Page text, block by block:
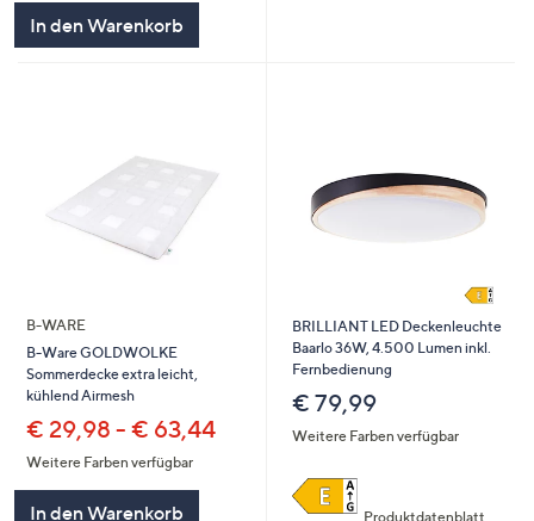
In den Warenkorb
B-WARE
B-Ware GOLDWOLKE
Sommerdecke extra leicht,
kühlend Airmesh
€ 29,98 - € 63,44
Weitere Farben verfügbar
In den Warenkorb
BRILLIANT LED Deckenleuchte
Baarlo 36W, 4.500 Lumen inkl.
Fernbedienung
€ 79,99
Weitere Farben verfügbar
Produktdatenblatt